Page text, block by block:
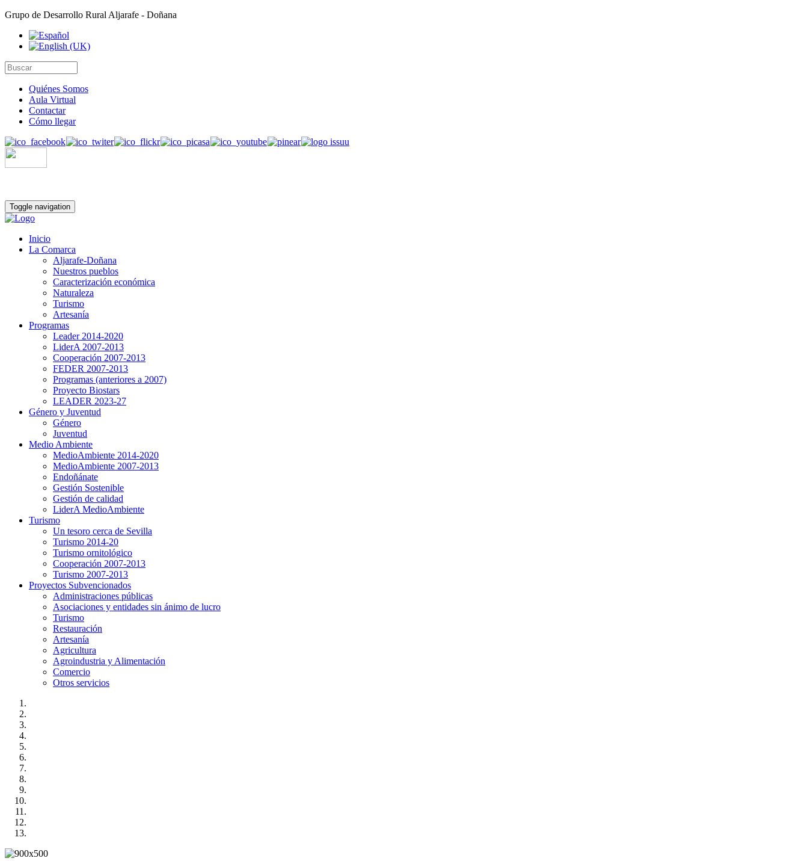
Grupo de Desarrollo Rural Aljarafe - Doñana
Quiénes Somos
Aula Virtual
Contactar
Cómo llegar
Toggle navigation
Inicio
La Comarca
Aljarafe-Doñana
Nuestros pueblos
Caracterización económica
Naturaleza
Turismo
Artesanía
Programas
Leader 2014-2020
LiderA 2007-2013
Cooperación 2007-2013
FEDER 2007-2013
Programas (anteriores a 2007)
Proyecto Biostars
LEADER 2023-27
Género y Juventud
Género
Juventud
Medio Ambiente
MedioAmbiente 2014-2020
MedioAmbiente 2007-2013
Endoñánate
Gestión Sostenible
Gestión de calidad
LiderA MedioAmbiente
Turismo
Un tesoro cerca de Sevilla
Turismo 2014-20
Turismo ornitológico
Cooperación 2007-2013
Turismo 2007-2013
Proyectos Subvencionados
Administraciones públicas
Asociaciones y entidades sin ánimo de lucro
Turismo
Restauración
Artesanía
Agricultura
Agroindustria y Alimentación
Comercio
Otros servicios